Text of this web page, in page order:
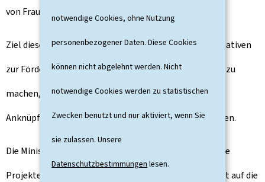
notwendige Cookies, ohne Nutzung
personenbezogener Daten. Diese Cookies
können nicht abgelehnt werden. Nicht
notwendige Cookies werden zu statistischen
Zwecken benutzt und nur aktiviert, wenn Sie
sie zulassen. Unsere
Datenschutzbestimmungen lesen.
von Frau und Mann, teilgenommen.
Ziel dieses Treffens war es nationale Projekte und Initiativen
zur Förderung der Geschlechtergerechtigkeit sichtbar zu
machen, voneinander zu lernen und mögliche
Anknüpfungspunkte für Kooperationen zu identifizieren.
Die Minister und Ministerinnen haben sich über aktuelle
Projekte und Lösungsansätze ausgetauscht, die gezielt auf die